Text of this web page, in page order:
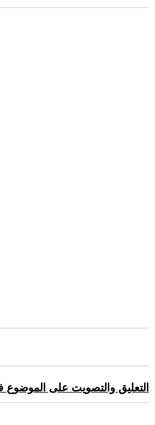
التعليق والتصويت على الموضوع